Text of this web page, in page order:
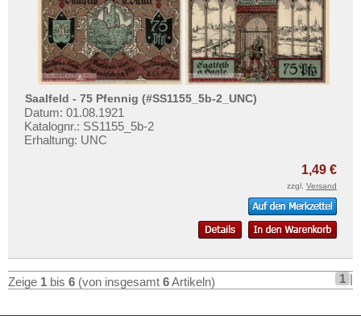
Stollberg
Stolzenau
Stormarn
Stotel
Strahwalde-Herrnhut
Straubing
Sulza, Bad
Saalfeld - 75 Pfennig (#SS1155_5b-2_UNC)
Datum: 01.08.1921
Katalognr.: SS1155_5b-2
Erhaltung: UNC
1,49 €
zzgl. Versand
Zeige 1 bis 6 (von insgesamt 6Artikeln) 1 |